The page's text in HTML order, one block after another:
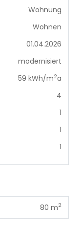
Wohnung
Wohnen
01.04.2026
modernisiert
59 kWh/m2a
4
1
1
1
80 m2